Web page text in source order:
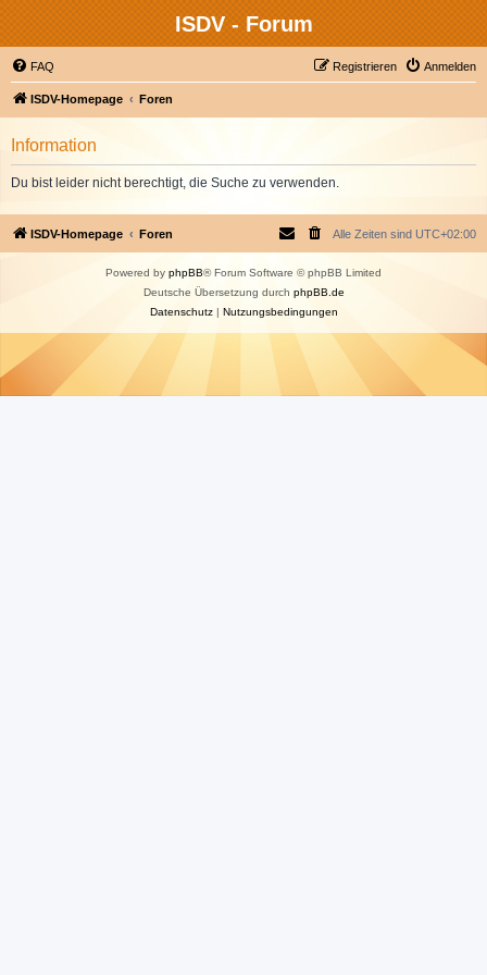
ISDV - Forum
FAQ Anmelden
Registrieren
ISDV-Homepage Foren
Information
Du bist leider nicht berechtigt, die Suche zu verwenden.
ISDV-Homepage Foren Alle Zeiten sind UTC+02:00
Powered by phpBB® Forum Software © phpBB Limited
Deutsche Übersetzung durch phpBB.de
Datenschutz| Nutzungsbedingungen